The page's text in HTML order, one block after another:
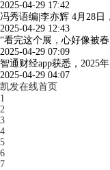
2025-04-29 17:42
冯秀语编|李亦辉 4月28日
2025-04-29 12:43
“看完这个展，心好像被
2025-04-29 07:09
智通财经app获悉，2025
2025-04-29 04:07
凯发在线首页
1
2
3
4
5
6
7